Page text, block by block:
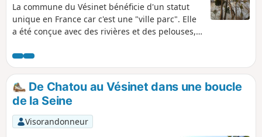
La commune du Vésinet bénéficie d'un statut
unique en France car c'est une "ville parc". Elle
a été conçue avec des rivières et des pelouses,
proximité avec la Seine permet une balade
variée et très agréable, facilement accessible
par le RER. A la fin de la randonnée, l'île des Ibis
offre une récompense aux petits et grands :
parc de jeux pour enfants, et nombreux oiseaux
aquatiques à observer.
De Chatou au Vésinet dans une boucle
de la Seine
Visorandonneur